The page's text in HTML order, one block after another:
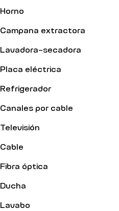
Horno
Campana extractora
Lavadora-secadora
Placa eléctrica
Refrigerador
Canales por cable
Televisión
Cable
Fibra óptica
Ducha
Lavabo